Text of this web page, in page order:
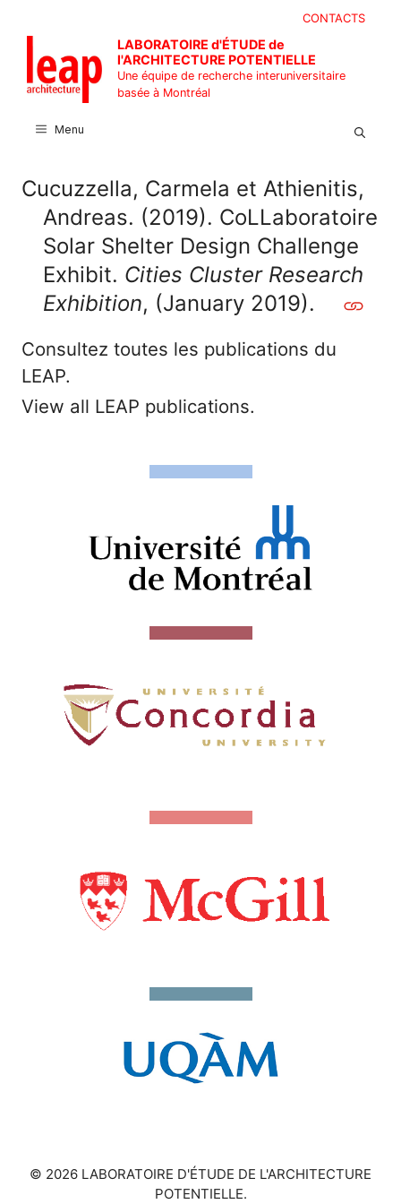
contenu
CONTACTS
LABORATOIRE d'ÉTUDE de
l'ARCHITECTURE POTENTIELLE
Une équipe de recherche interuniversitaire
basée à Montréal
Menu
Cucuzzella, Carmela et Athienitis,
Andreas. (2019). CoLLaboratoire
Solar Shelter Design Challenge
Exhibit. Cities Cluster Research
Exhibition, (January 2019).
Consultez toutes les publications du
LEAP.
View all LEAP publications.
© 2026 LABORATOIRE D'ÉTUDE DE L'ARCHITECTURE
POTENTIELLE.